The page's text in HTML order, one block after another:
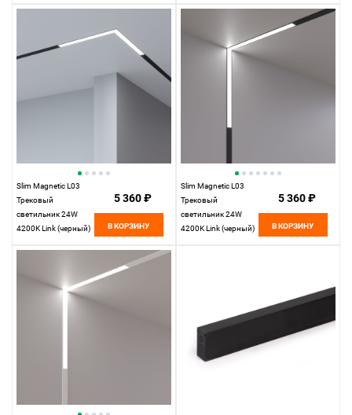
Slim Magnetic L03
Трековый
светильник 24W
4200K Link (черный)
5 360 ₽
В КОРЗИНУ
Slim Magnetic L03
Трековый
светильник 24W
4200K Link (черный)
5 360 ₽
В КОРЗИНУ